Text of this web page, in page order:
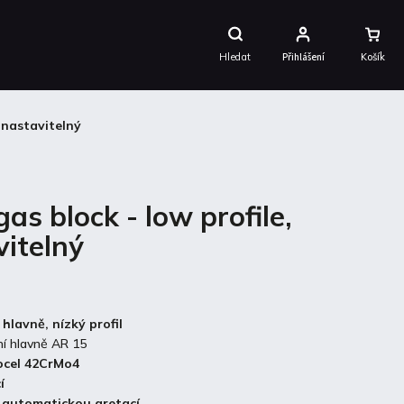
Hledat
Nákupní
Košík
Přihlášení
nastavitelný
block - low profile,
hlavně, nízký profil
hlavně AR 15
42CrMo4